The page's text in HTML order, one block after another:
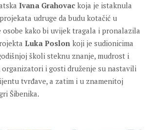
Ivana Grahovac koja je istaknula
udruge da budu kotačić u
osobe kako bi uvijek tragala i pronalazila
Luka Poslon koji je sudionicima
školi steknu znanje, mudrost i
i gosti druženje su nastavili
tvrđave, a zatim i u znamenitoj
Šibenika.